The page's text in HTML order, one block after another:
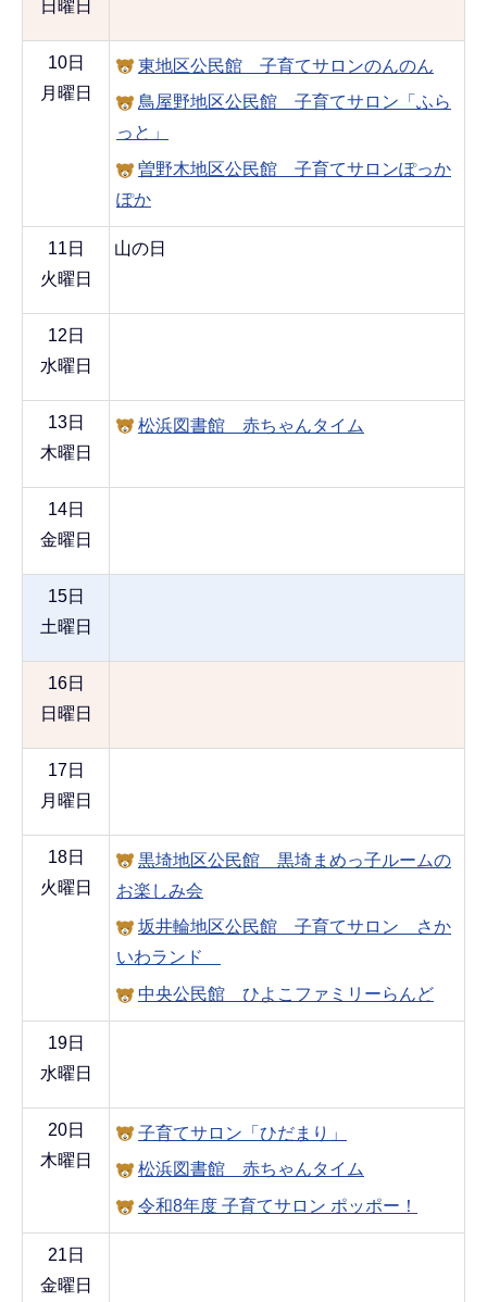
日曜日
10日
月曜日
東地区公民館 子育てサロンのんのん
鳥屋野地区公民館 子育てサロン「ふら
っと」
曽野木地区公民館 子育てサロンぽっか
ぽか
11日
火曜日
山の日
12日
水曜日
13日
木曜日
松浜図書館 赤ちゃんタイム
14日
金曜日
15日
土曜日
16日
日曜日
17日
月曜日
18日
火曜日
黒埼地区公民館 黒埼まめっ子ルームの
お楽しみ会
坂井輪地区公民館 子育てサロン さか
いわランド
中央公民館 ひよこファミリーらんど
19日
水曜日
20日
木曜日
子育てサロン「ひだまり」
松浜図書館 赤ちゃんタイム
令和8年度 子育てサロン ポッポー！
21日
金曜日